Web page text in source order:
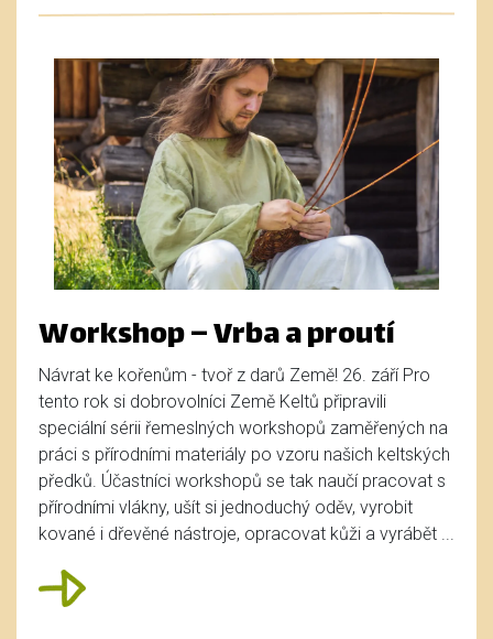
Workshop – Vrba a proutí
Návrat ke kořenům - tvoř z darů Země! 26. září Pro
tento rok si dobrovolníci Země Keltů připravili
speciální sérii řemeslných workshopů zaměřených na
práci s přírodními materiály po vzoru našich keltských
předků. Účastníci workshopů se tak naučí pracovat s
přírodními vlákny, ušít si jednoduchý oděv, vyrobit
kované i dřevěné nástroje, opracovat kůži a vyrábět ...